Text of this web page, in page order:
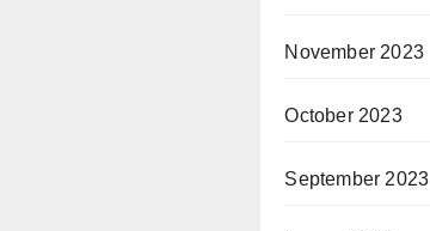
November 2023
October 2023
September 2023